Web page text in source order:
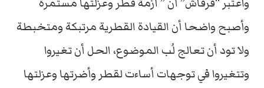
وأصبح واضحا أن القيادة القطرية مرتبكة ومتخبطة
ولا تود أن تعالج لُب الموضوع، الحل أن تغيروا
وتتغيروا في توجهات أساءت لقطر وأضرتها وعزلتها